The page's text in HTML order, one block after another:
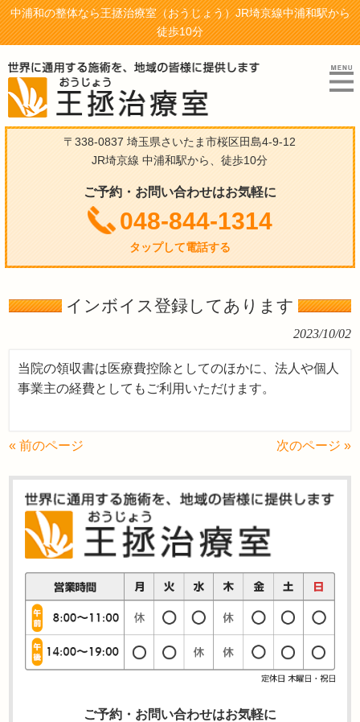
中浦和の整体なら王拯治療室（おうじょう）JR埼京線中浦和駅から
徒歩10分
〒338-0837 埼玉県さいたま市桜区田島4-9-12
JR埼京線 中浦和駅から、徒歩10分
ご予約・お問い合わせはお気軽に
048-844-1314
タップして電話する
インボイス登録してあります
2023/10/02
当院の領収書は医療費控除としてのほかに、法人や個人
事業主の経費としてもご利用いただけます。
« 前のページ 次のページ »
ご予約・お問い合わせはお気軽に